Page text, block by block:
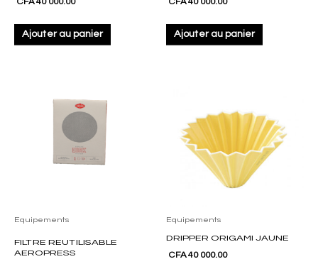
CFA40 000.00
Ajouter au panier
CFA40 000.00
Ajouter au panier
Equipements
FILTRE REUTILISABLE
AEROPRESS
Equipements
DRIPPER ORIGAMI JAUNE
CFA40 000.00